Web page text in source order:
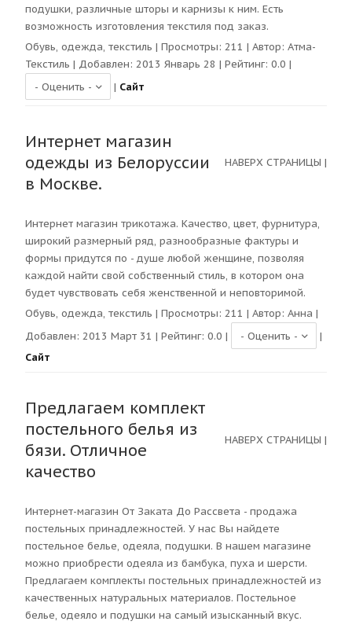
подушки, различные шторы и карнизы к ним. Есть
возможность изготовления текстиля под заказ.
Обувь, одежда, текстиль | Просмотры: 211 | Автор: Атма-
Текстиль | Добавлен: 2013 Январь 28 | Рейтинг: 0.0 |
| Сайт
Интернет магазин
одежды из Белоруссии
в Москве.
НАВЕРХ СТРАНИЦЫ |
Интернет магазин трикотажа. Качество, цвет, фурнитура,
широкий размерный ряд, разнообразные фактуры и
формы придутся по - душе любой женщине, позволяя
каждой найти свой собственный стиль, в котором она
будет чувствовать себя женственной и неповторимой.
Обувь, одежда, текстиль | Просмотры: 211 | Автор: Анна |
Добавлен: 2013 Март 31 | Рейтинг: 0.0 |
|
Сайт
Предлагаем комплект
постельного белья из
бязи. Отличное
качество
НАВЕРХ СТРАНИЦЫ |
Интернет-магазин От Заката До Рассвета - продажа
постельных принадлежностей. У нас Вы найдете
постельное белье, одеяла, подушки. В нашем магазине
можно приобрести одеяла из бамбука, пуха и шерсти.
Предлагаем комплекты постельных принадлежностей из
качественных натуральных материалов. Постельное
белье, одеяло и подушки на самый изысканный вкус.